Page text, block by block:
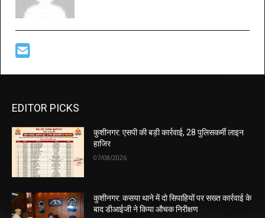
EDITOR PICKS
कुशीनगर: एसपी की बड़ी कार्रवाई, 28 पुलिसकर्मी लाइन
हाजिर
07/08/2026
कुशीनगर: कसया थाने में दो सिपाहियों पर सख्त कार्रवाई के
बाद डीआईजी ने किया औचक निरीक्षण